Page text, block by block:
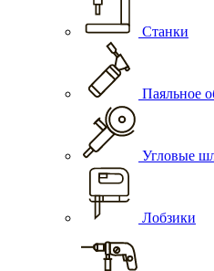
Станки
Паяльное
Угловые
Лобзики